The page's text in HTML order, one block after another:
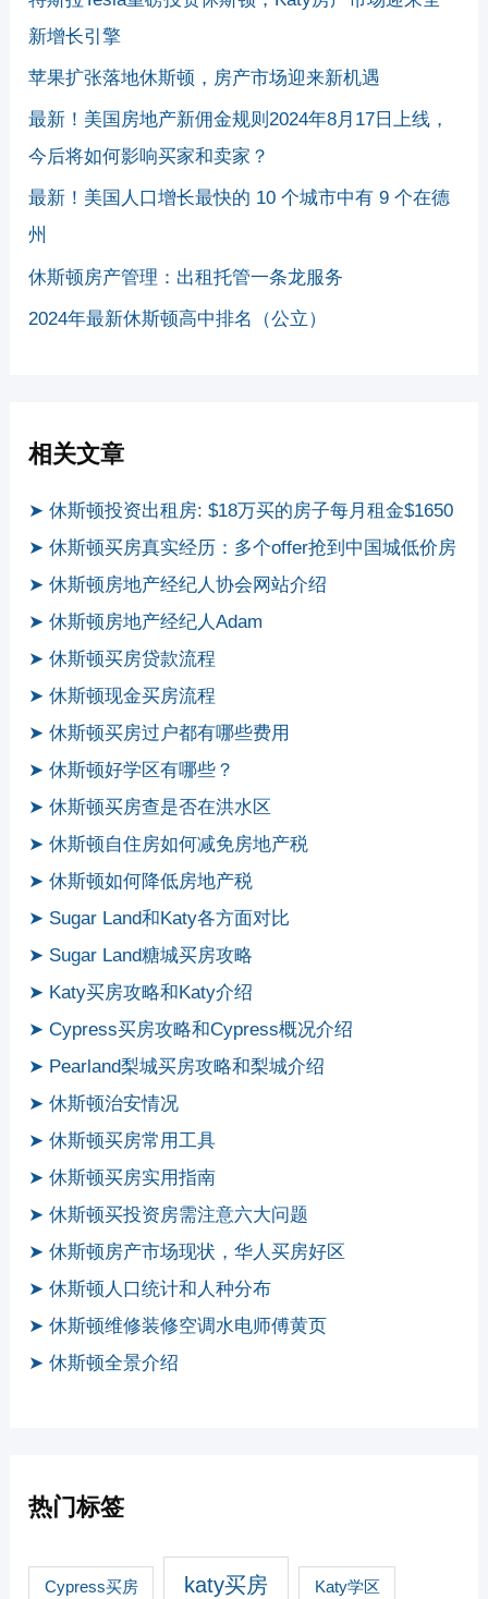
新增长引擎
苹果扩张落地休斯顿，房产市场迎来新机遇
最新！美国房地产新佣金规则2024年8月17日上线，
今后将如何影响买家和卖家？
最新！美国人口增长最快的 10 个城市中有 9 个在德
州
休斯顿房产管理：出租托管一条龙服务
2024年最新休斯顿高中排名（公立）
相关文章
➤ 休斯顿投资出租房: $18万买的房子每月租金$1650
➤ 休斯顿买房真实经历：多个offer抢到中国城低价房
➤ 休斯顿房地产经纪人协会网站介绍
➤ 休斯顿房地产经纪人Adam
➤ 休斯顿买房贷款流程
➤ 休斯顿现金买房流程
➤ 休斯顿买房过户都有哪些费用
➤ 休斯顿好学区有哪些？
➤ 休斯顿买房查是否在洪水区
➤ 休斯顿自住房如何减免房地产税
➤ 休斯顿如何降低房地产税
➤ Sugar Land和Katy各方面对比
➤ Sugar Land糖城买房攻略
➤ Katy买房攻略和Katy介绍
➤ Cypress买房攻略和Cypress概况介绍
➤ Pearland梨城买房攻略和梨城介绍
➤ 休斯顿治安情况
➤ 休斯顿买房常用工具
➤ 休斯顿买房实用指南
➤ 休斯顿买投资房需注意六大问题
➤ 休斯顿房产市场现状，华人买房好区
➤ 休斯顿人口统计和人种分布
➤ 休斯顿维修装修空调水电师傅黄页
➤ 休斯顿全景介绍
热门标签
Cypress买房 katy买房 Katy学区